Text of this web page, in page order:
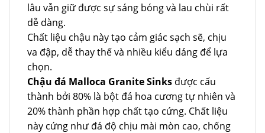
lâu vẫn giữ được sự sáng bóng và lau chùi rất
dễ dàng.
Chất liệu chậu này tạo cảm giác sạch sẽ, chịu
va đập, dễ thay thế và nhiều kiểu dáng để lựa
chọn.
Chậu đá Malloca Granite Sinks được cấu
thành bởi 80% là bột đá hoa cương tự nhiên và
20% thành phần hợp chất tạo cứng. Chất liệu
này cứng như đá độ chịu mài mòn cao, chống